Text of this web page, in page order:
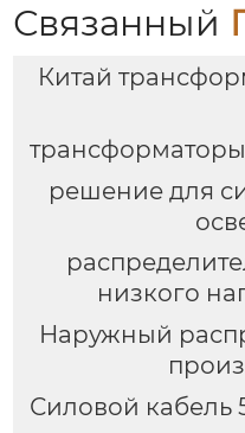
Связанный
Китай
трансформаторы
решение для
низкого
Наружный
Силовой кабель